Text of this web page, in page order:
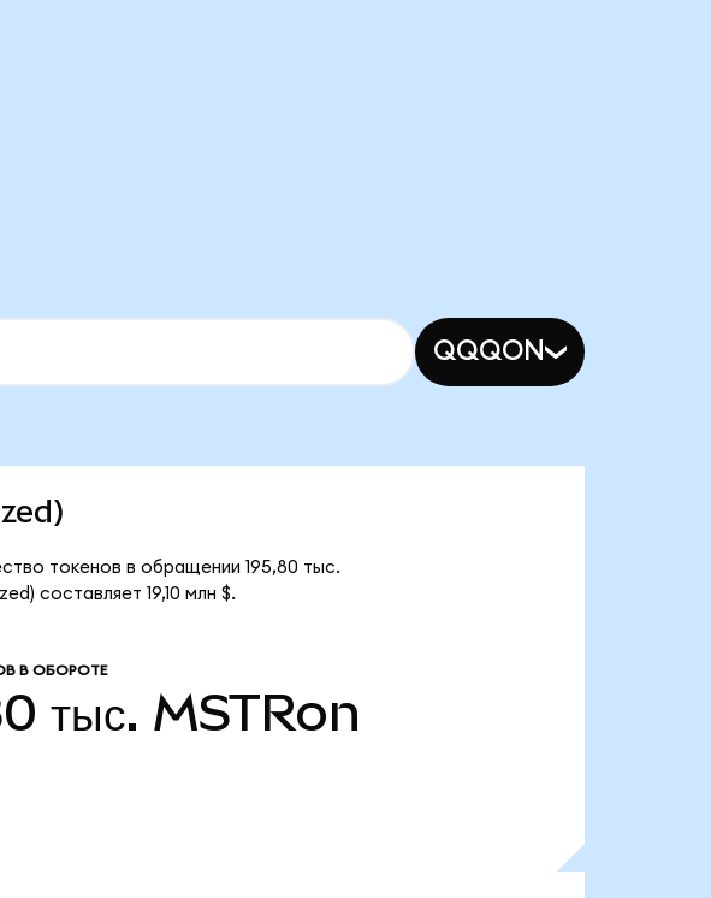
QQQON
токенов в обращении 195,80 тыс.
составляет 19,10 млн $.
В ОБОРОТЕ
тыс. MSTRon